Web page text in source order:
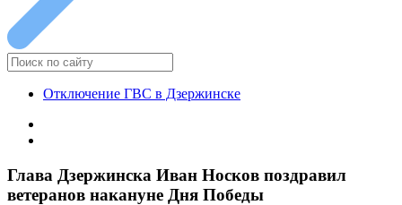
Отключение ГВС в Дзержинске
Глава Дзержинска Иван Носков поздравил
ветеранов накануне Дня Победы